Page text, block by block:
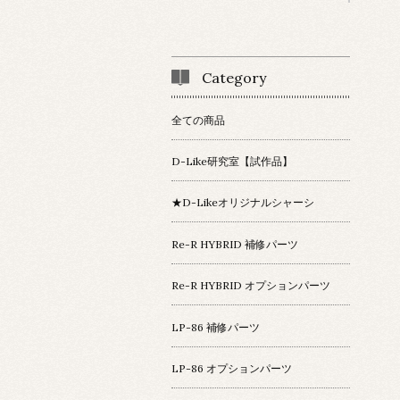
Category
全ての商品
D-Like研究室【試作品】
★D-Likeオリジナルシャーシ
Re-R HYBRID 補修パーツ
Re-R HYBRID オプションパーツ
LP-86 補修パーツ
LP-86 オプションパーツ